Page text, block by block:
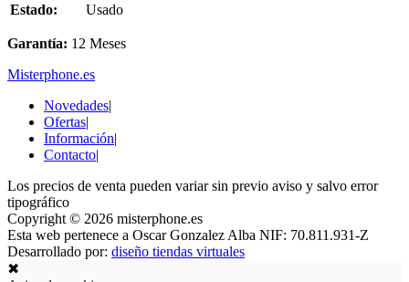
Estado:
Usado
Garantía: 12 Meses
Misterphone.es
Novedades|
Ofertas|
Información|
Contacto|
Los precios de venta pueden variar sin previo aviso y salvo error
tipográfico
Copyright © 2026 misterphone.es
Esta web pertenece a Oscar Gonzalez Alba NIF: 70.811.931-Z
Desarrollado por: diseño tiendas virtuales
✖